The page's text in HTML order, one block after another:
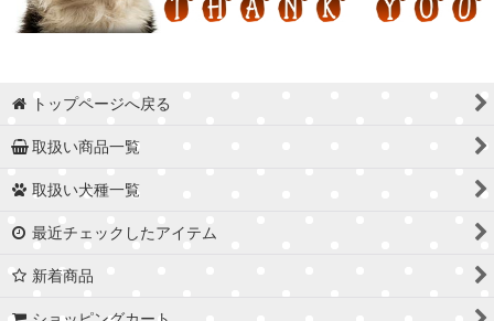
トップページへ戻る
取扱い商品一覧
取扱い犬種一覧
最近チェックしたアイテム
新着商品